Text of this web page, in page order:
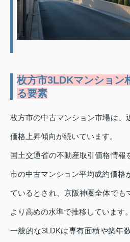
枚方市3LDKマンション
る要素
枚方市の中古マンション市場は、
価格上昇傾向が続いています。
国土交通省の不動産取引価格情報
市の中古マンション平均成約価格
ているとされ、京阪神圏全体でも
より高めの水準で推移しています。
一般的な3LDKは専有面積や築年